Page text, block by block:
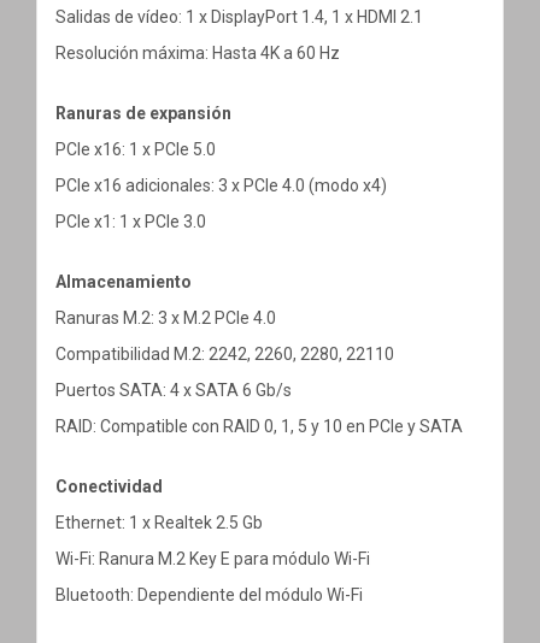
Salidas de vídeo: 1 x DisplayPort 1.4, 1 x HDMI 2.1
Resolución máxima: Hasta 4K a 60 Hz
Ranuras de expansión
PCIe x16: 1 x PCIe 5.0
PCIe x16 adicionales: 3 x PCIe 4.0 (modo x4)
PCIe x1: 1 x PCIe 3.0
Almacenamiento
Ranuras M.2: 3 x M.2 PCIe 4.0
Compatibilidad M.2: 2242, 2260, 2280, 22110
Puertos SATA: 4 x SATA 6 Gb/s
RAID: Compatible con RAID 0, 1, 5 y 10 en PCIe y SATA
Conectividad
Ethernet: 1 x Realtek 2.5 Gb
Wi-Fi: Ranura M.2 Key E para módulo Wi-Fi
Bluetooth: Dependiente del módulo Wi-Fi